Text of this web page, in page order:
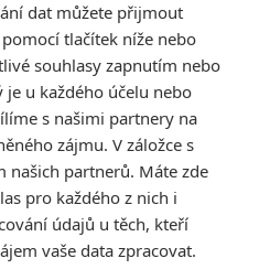
svých dvou
kosí lidské i
nepřátele
, 11.11.2020 14:00
dat můžete přijmout
tlačítek níže nebo
souhlasy zapnutím nebo
u každého účelu nebo
s našimi partnery na
zájmu. V záložce s
našich partnerů. Máte zde
pro každého z nich i
údajů u těch, kteří
vaše data zpracovat.